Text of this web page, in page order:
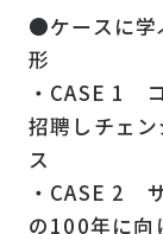
●ケースに学
形
・CASE 1
招聘しチェ
ス
・CASE 2
の100年に向